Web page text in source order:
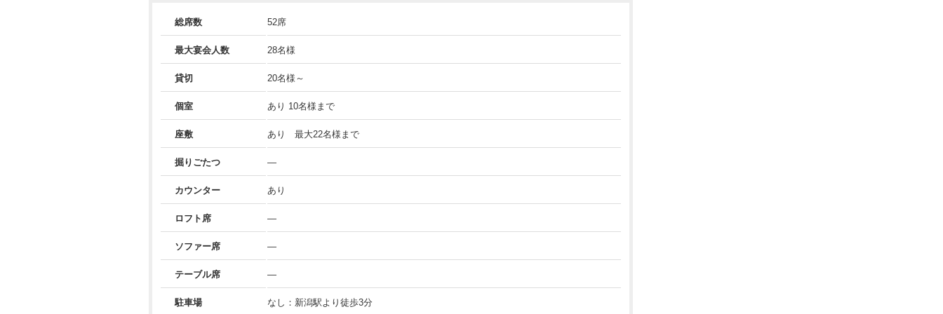
総席数 52席
最大宴会人数 28名様
貸切 20名様～
個室 あり 10名様まで
座敷 あり 最大22名様まで
掘りごたつ ―
カウンター あり
ロフト席 ―
ソファー席 ―
テーブル席 ―
駐車場 なし：新潟駅より徒歩3分